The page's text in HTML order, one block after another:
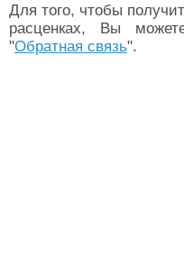
Для того, чтобы
расценках, Вы
"Обратная связь".